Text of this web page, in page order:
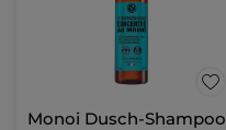
Monoi Dusch-Shampoo